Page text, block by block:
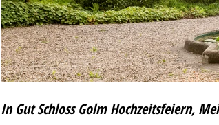
In Gut Schloss Golm Hochzeitsfeiern,